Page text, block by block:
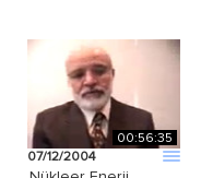
00:56:35
07/12/2004